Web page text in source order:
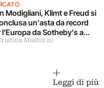
Modigliani, Klimt e Freud si
un’asta da record
l’Europa da Sotheby’s a
Masturzo
Leggi di più